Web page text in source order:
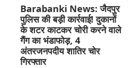
Barabanki News: जैदपुर
पुलिस की बड़ी कार्रवाई! दुकानों
के शटर काटकर चोरी करने वाले
गैंग का भंडाफोड़, 4
अंतरजनपदीय शातिर चोर
गिरफ्तार